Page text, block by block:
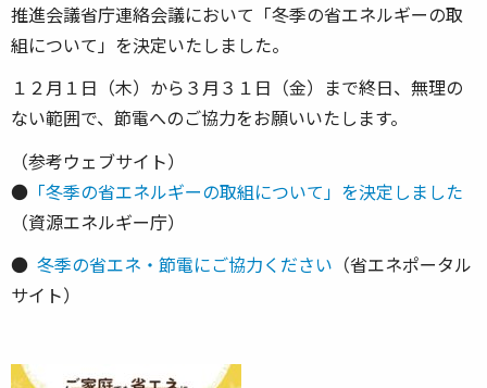
推進会議省庁連絡会議において「冬季の省エネルギーの取
組について」を決定いたしました。
１２月１日（木）から３月３１日（金）まで終日、無理の
ない範囲で、節電へのご協力をお願いいたします。
（参考ウェブサイト）
● 「冬季の省エネルギーの取組について」を決定しました
（資源エネルギー庁）
● 冬季の省エネ・節電にご協力ください （省エネポータル
サイト）